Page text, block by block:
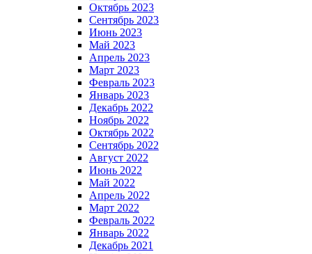
Октябрь 2023
Сентябрь 2023
Июнь 2023
Май 2023
Апрель 2023
Март 2023
Февраль 2023
Январь 2023
Декабрь 2022
Ноябрь 2022
Октябрь 2022
Сентябрь 2022
Август 2022
Июнь 2022
Май 2022
Апрель 2022
Март 2022
Февраль 2022
Январь 2022
Декабрь 2021